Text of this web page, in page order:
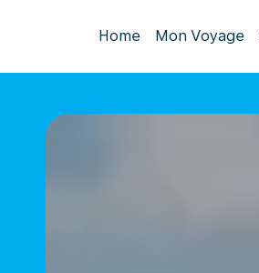
Home Mon Voyage